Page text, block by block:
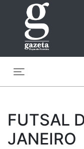
FUTSAL
JANEIRO